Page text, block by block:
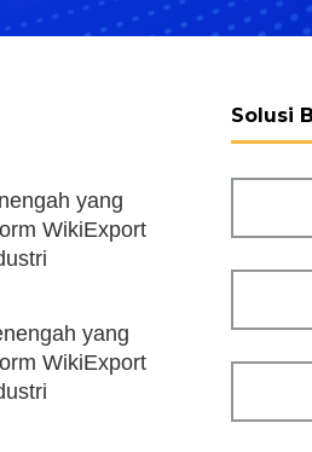
yang
WikiExport
yang
WikiExport
Solusi